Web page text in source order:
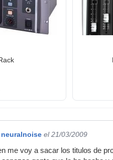
neuralnoise el 21/03/2009
me voy a sacar los titulos de